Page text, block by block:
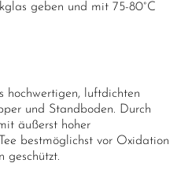
geben und mit 75-80°C
hochwertigen, luftdichten
und Standboden. Durch
äußerst hoher
bestmöglichst vor Oxidation
geschützt.